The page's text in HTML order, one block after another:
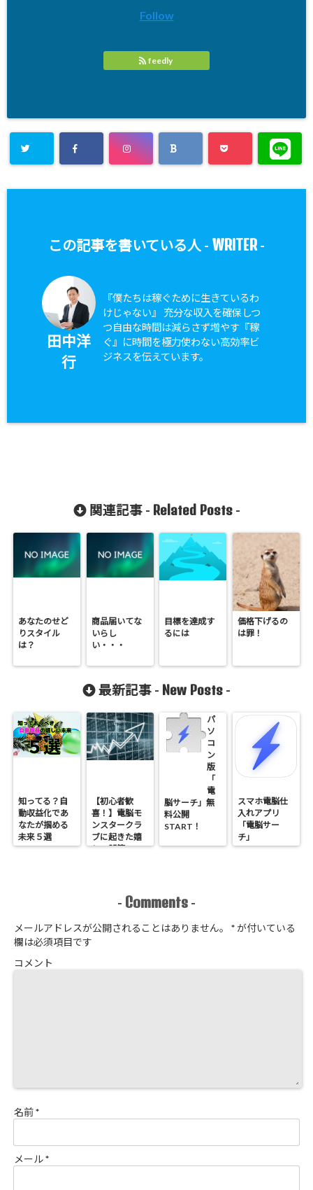
Follow
feedly
この記事を書いている人 - WRITER-
田中洋
行
『僕たちは稼ぐために生きているわ
けじゃない』 充分な収入を確保しつ
つ自由な時間は減らさず増やす『稼
ぐ』に時間を極力使わない高効率ビ
ジネスを伝えています。
関連記事 - Related Posts-
あなたのせど
りスタイル
は？
商品届いてな
いらし
い・・・
目標を達成す
るには
価格下げるの
は罪！
最新記事 - New Posts -
知ってる？自
動収益化であ
なたが掴める
未来５選
【初心者歓
喜！】電脳モ
ンスタークラ
ブに起きた嬉
しい誤算
パ
ソ
コ
ン
版
「
電
脳サーチ」無
料公開
START！
スマホ電脳仕
入れアプリ
「電脳サー
チ」
- Comments -
メールアドレスが公開されることはありません。 *が付いている
欄は必須項目です
コメント
名前*
メール*